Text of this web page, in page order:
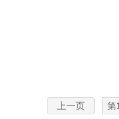
上一页